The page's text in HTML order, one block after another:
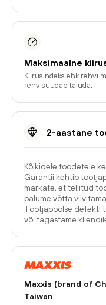
Maksimaalne
Kiirusindeks ehk rehvi
rehv suudab taluda.
2-aastane
Kõikidele toodetele
Garantii kehtib
märkate, et tellitud
palume võtta
Tootjapoolse defekti
või tagastame
Maxxis (brand of
Taiwan